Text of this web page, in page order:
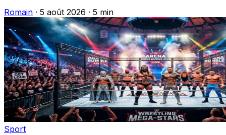
Romain · 5 août 2026 · 5 min
Sport